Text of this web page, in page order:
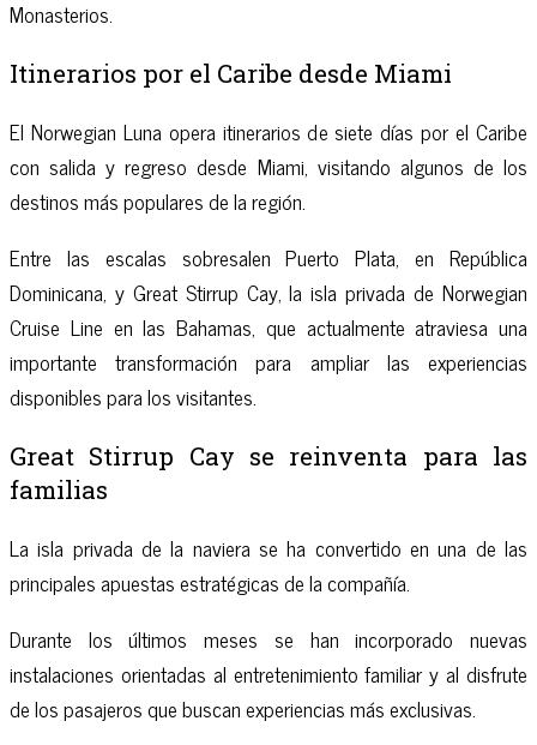
Monasterios.
Itinerarios por el Caribe desde Miami
El Norwegian Luna opera itinerarios de siete días por el Caribe
con salida y regreso desde Miami, visitando algunos de los
destinos más populares de la región.
Entre las escalas sobresalen Puerto Plata, en República
Dominicana, y Great Stirrup Cay, la isla privada de Norwegian
Cruise Line en las Bahamas, que actualmente atraviesa una
importante transformación para ampliar las experiencias
disponibles para los visitantes.
Great Stirrup Cay se reinventa para las
familias
La isla privada de la naviera se ha convertido en una de las
principales apuestas estratégicas de la compañía.
Durante los últimos meses se han incorporado nuevas
instalaciones orientadas al entretenimiento familiar y al disfrute
de los pasajeros que buscan experiencias más exclusivas.